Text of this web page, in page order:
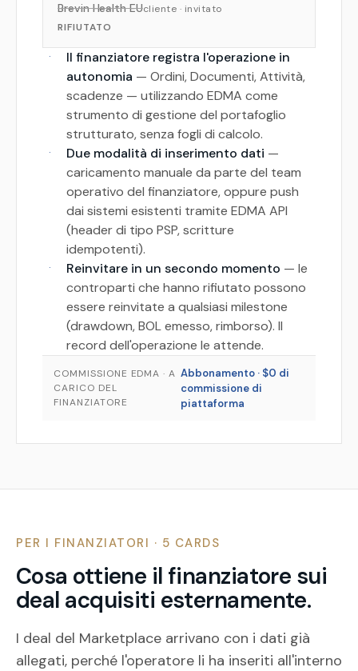
Brevin Health EUcliente · invitato
RIFIUTATO
·
Il finanziatore registra l'operazione in
autonomia — Ordini, Documenti, Attività,
scadenze — utilizzando EDMA come
strumento di gestione del portafoglio
strutturato, senza fogli di calcolo.
· Due modalità di inserimento dati —
caricamento manuale da parte del team
operativo del finanziatore, oppure push
dai sistemi esistenti tramite EDMA API
(header di tipo PSP, scritture
idempotenti).
· Reinvitare in un secondo momento — le
controparti che hanno rifiutato possono
essere reinvitate a qualsiasi milestone
(drawdown, BOL emesso, rimborso). Il
record dell'operazione le attende.
COMMISSIONE EDMA · A
CARICO DEL
FINANZIATORE
Abbonamento · $0 di
commissione di
piattaforma
PER I FINANZIATORI · 5 CARDS
Cosa ottiene il finanziatore sui
deal acquisiti esternamente.
I deal del Marketplace arrivano con i dati già
allegati, perché l'operatore li ha inseriti all'interno